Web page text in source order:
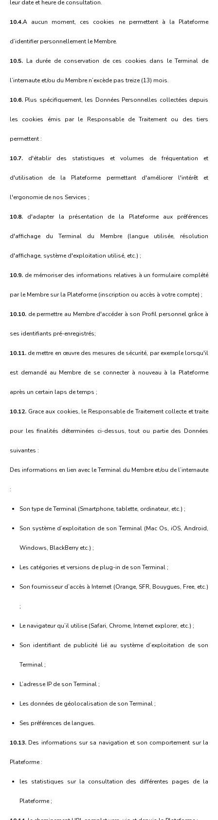
leur date et heure de consultation.
10.4.A aucun moment, ces cookies ne permettent à la Plateforme
d’identifier personnellement le Membre.
10.5. La durée de conservation de ces cookies dans le Terminal de
l’internaute et/ou du Membre n’excède pas treize (13) mois.
10.6. Plus spécifiquement, les Données Personnelles collectées depuis
les cookies émis par le Responsable de Traitement ou des tiers
permettent :
10.7. d'établir des statistiques et volumes de fréquentation et
d'utilisation de la Plateforme permettant d'améliorer l'intérêt et
l'ergonomie de nos Services ;
10.8. d'adapter la présentation de la Plateforme aux préférences
d'affichage du Terminal du Membre (langue utilisée, résolution
d'affichage, système d'exploitation utilisé, etc.) ;
10.9. de mémoriser des informations relatives à un formulaire complété
par le Membre sur la Plateforme (inscription ou accès à votre compte) ;
10.10. de permettre au Membre d'accéder à son Profil personnel grâce à
ses identifiants pré-enregistrés;
10.11. de mettre en œuvre des mesures de sécurité, par exemple lorsqu'il
est demandé au Membre de se connecter à nouveau à la Plateforme
après un certain laps de temps ;
10.12. Grace aux cookies, le Responsable de Traitement collecte et traite
pour les finalités déterminées ci-dessus, tout ou partie des Données
suivantes :
Des informations en lien avec le Terminal du Membre et/ou de l’internaute
:
Son type de Terminal (Smartphone, tablette, ordinateur, etc.) ;
Son système d’exploitation de son Terminal (Mac Os, iOS, Android,
Windows, BlackBerry etc.) ;
Les catégories et versions de plug-in de son Terminal ;
Son fournisseur d’accès à Internet (Orange, SFR, Bouygues, Free, etc.)
;
Le navigateur qu’il utilise (Safari, Chrome, Internet explorer, etc.) ;
Son identifiant de publicité lié au système d’exploitation de son
Terminal ;
L’adresse IP de son Terminal ;
Les données de géolocalisation de son Terminal ;
Ses préférences de langues.
10.13. Des informations sur sa navigation et son comportement sur la
Plateforme :
les statistiques sur la consultation des différentes pages de la
Plateforme ;